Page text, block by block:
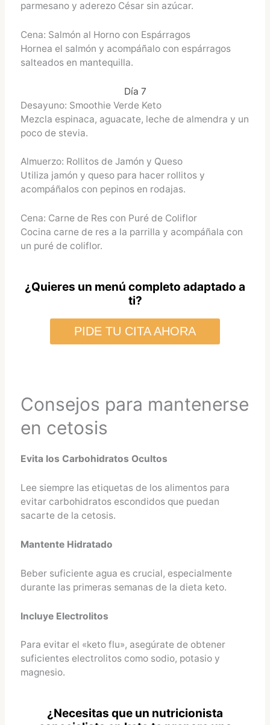
parmesano y aderezo César sin azúcar.
Cena: Salmón al Horno con Espárragos
Hornea el salmón y acompáñalo con espárragos
salteados en mantequilla.
Día 7
Desayuno: Smoothie Verde Keto
Mezcla espinaca, aguacate, leche de almendra y un
poco de stevia.
Almuerzo: Rollitos de Jamón y Queso
Utiliza jamón y queso para hacer rollitos y
acompáñalos con pepinos en rodajas.
Cena: Carne de Res con Puré de Coliflor
Cocina carne de res a la parrilla y acompáñala con
un puré de coliflor.
¿Quieres un menú completo adaptado a
ti?
PIDE TU CITA AHORA
Consejos para mantenerse
en cetosis
Evita los Carbohidratos Ocultos
Lee siempre las etiquetas de los alimentos para
evitar carbohidratos escondidos que puedan
sacarte de la cetosis.
Mantente Hidratado
Beber suficiente agua es crucial, especialmente
durante las primeras semanas de la dieta keto.
Incluye Electrolitos
Para evitar el «keto flu», asegúrate de obtener
suficientes electrolitos como sodio, potasio y
magnesio.
¿Necesitas que un nutricionista